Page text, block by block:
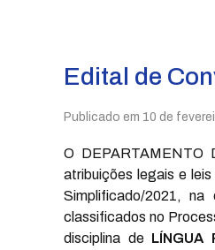
Edital de
Publicado em 10 de
O DEPARTAMENTO
atribuições legais e
Simplificado/2021,
classificados no
disciplina de LÍNGUA